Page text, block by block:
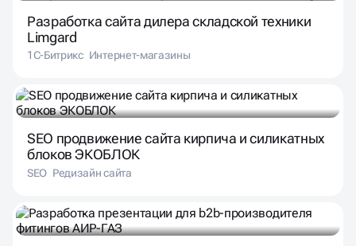
Разработка сайта дилера складской техники
Limgard
1С-Битрикс Интернет-магазины
SEO продвижение сайта кирпича и силикатных
блоков ЭКОБЛОК
SEO Редизайн сайта